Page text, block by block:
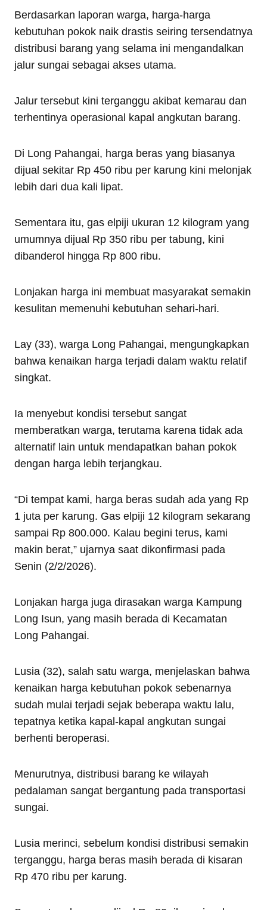
Berdasarkan laporan warga, harga-harga
kebutuhan pokok naik drastis seiring tersendatnya
distribusi barang yang selama ini mengandalkan
jalur sungai sebagai akses utama.
Jalur tersebut kini terganggu akibat kemarau dan
terhentinya operasional kapal angkutan barang.
Di Long Pahangai, harga beras yang biasanya
dijual sekitar Rp 450 ribu per karung kini melonjak
lebih dari dua kali lipat.
Sementara itu, gas elpiji ukuran 12 kilogram yang
umumnya dijual Rp 350 ribu per tabung, kini
dibanderol hingga Rp 800 ribu.
Lonjakan harga ini membuat masyarakat semakin
kesulitan memenuhi kebutuhan sehari-hari.
Lay (33), warga Long Pahangai, mengungkapkan
bahwa kenaikan harga terjadi dalam waktu relatif
singkat.
Ia menyebut kondisi tersebut sangat
memberatkan warga, terutama karena tidak ada
alternatif lain untuk mendapatkan bahan pokok
dengan harga lebih terjangkau.
“Di tempat kami, harga beras sudah ada yang Rp
1 juta per karung. Gas elpiji 12 kilogram sekarang
sampai Rp 800.000. Kalau begini terus, kami
makin berat,” ujarnya saat dikonfirmasi pada
Senin (2/2/2026).
Lonjakan harga juga dirasakan warga Kampung
Long Isun, yang masih berada di Kecamatan
Long Pahangai.
Lusia (32), salah satu warga, menjelaskan bahwa
kenaikan harga kebutuhan pokok sebenarnya
sudah mulai terjadi sejak beberapa waktu lalu,
tepatnya ketika kapal-kapal angkutan sungai
berhenti beroperasi.
Menurutnya, distribusi barang ke wilayah
pedalaman sangat bergantung pada transportasi
sungai.
Lusia merinci, sebelum kondisi distribusi semakin
terganggu, harga beras masih berada di kisaran
Rp 470 ribu per karung.